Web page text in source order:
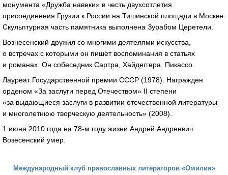
монумента «Дружба навеки» в честь двухсотлетия
присоединения Грузии к России на Тишинской площади в Москве.
Скульптурная часть памятника выполнена Зурабом Церетели.
Вознесенский дружил со многими деятелями искусства,
о встречах с которыми он пишет воспоминания в статьях
и романах. Он собеседник Сартра, Хайдеггера, Пикассо.
Лауреат Государственной премии СССР (1978). Награжден
орденом «За заслуги перед Отечеством» II степени
«за выдающиеся заслуги в развитии отечественной литературы
и многолетнюю творческую деятельность» (2008).
1 июня 2010 года на 78-м году жизни Андрей Андреевич
Возесенский умер.
Международный клуб православных литераторов «Омилия»